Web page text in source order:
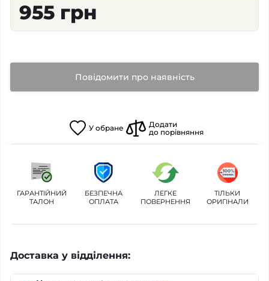
955 грн
Повідомити про наявність
У обране
Додати
до порівняння
ГАРАНТІЙНИЙ
ТАЛОН
БЕЗПЕЧНА
ОПЛАТА
ЛЕГКЕ
ПОВЕРНЕННЯ
ТІЛЬКИ
ОРИГІНАЛИ
Доставка у відділення: